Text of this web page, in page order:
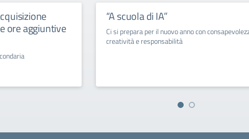
ore aggiuntive
“A scuola di IA”
Ci si prepara per il nuovo anno con
creatività e responsabilità